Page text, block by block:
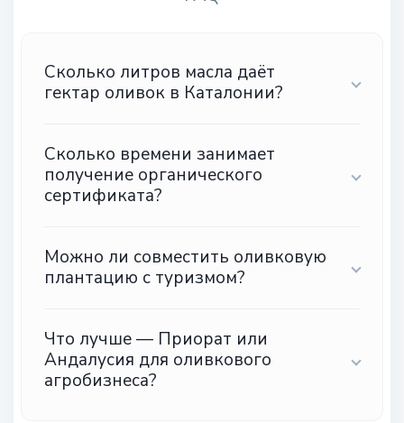
Сколько литров масла даёт
гектар оливок в Каталонии?
Сколько времени занимает
получение органического
сертификата?
Можно ли совместить оливковую
плантацию с туризмом?
Что лучше — Приорат или
Андалусия для оливкового
агробизнеса?